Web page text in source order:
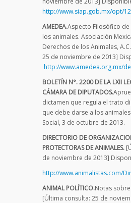
http://www.siap.gob.mx/opt/
AMEDEA.Aspecto Filosófico
los animales. Asociación
Derechos de los Animales,
25 de noviembre de 2013]
http://www.amedea.org.mx/
BOLETÍN N°. 2200 DE LA LXII
CÁMARA DE DIPUTADOS.
dictamen que regula el trato
que debe darse a los
Social, 3 de octubre de 2013.
DIRECTORIO DE
PROTECTORAS DE ANIMALES.
de noviembre de 2013]
http://www.animalistas.com/
ANIMAL POLÍTICO.Notas
[Última consulta: 25 de